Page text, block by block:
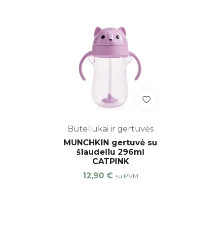
Buteliukai ir gertuvės
MUNCHKIN gertuvė su
šiaudeliu 296ml
CATPINK
12,90 € su PVM